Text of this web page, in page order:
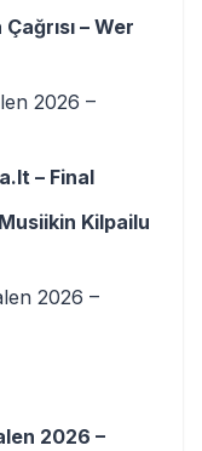
– Wer
2026 –
– Final
Kilpailu
2026 –
2026 –